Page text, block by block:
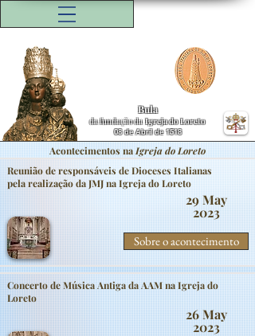
Bula
da fundação da Igreja do Loreto
08 de Abril de 1518
Acontecimentos naIgreja do Loreto
Reunião de responsáveis de Dioceses Italianas
pela realização da JMJ na Igreja do Loreto
29 May
2023
Sobre o acontecimento
Concerto de Música Antiga da AAM na Igreja do
Loreto
26 May
2023